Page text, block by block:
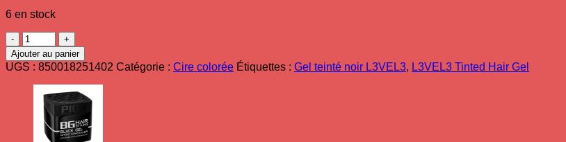
6 en stock
quantité
de
Gel
modelant
teinté
L3VEL3
Ajouter au panier
UGS : 850018251402 Catégorie : Cire colorée Étiquettes : Gel teinté noir L3VEL3, L3VEL3 Tinted Hair Gel